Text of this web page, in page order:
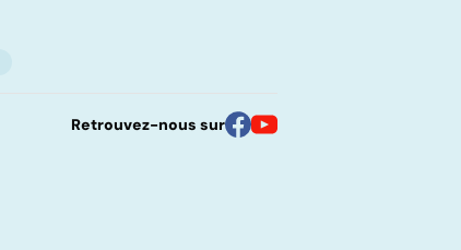
Retrouvez-nous sur